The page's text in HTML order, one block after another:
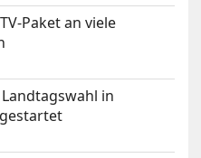
Paket an viele
in